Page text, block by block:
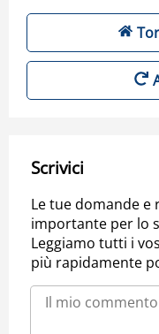
Scrivici
Le tue domande
importante per lo
Leggiamo tutti i
più rapidamente